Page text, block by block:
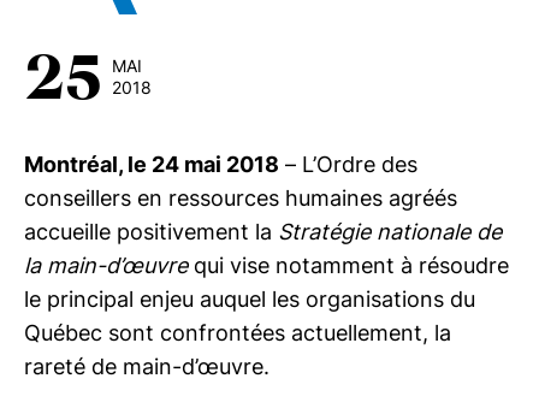
25
MAI
2018
Montréal, le 24 mai 2018 – L’Ordre des
conseillers en ressources humaines agréés
accueille positivement la Stratégie nationale de
la main-d’œuvrequi vise notamment à résoudre
le principal enjeu auquel les organisations du
Québec sont confrontées actuellement, la
rareté de main-d’œuvre.